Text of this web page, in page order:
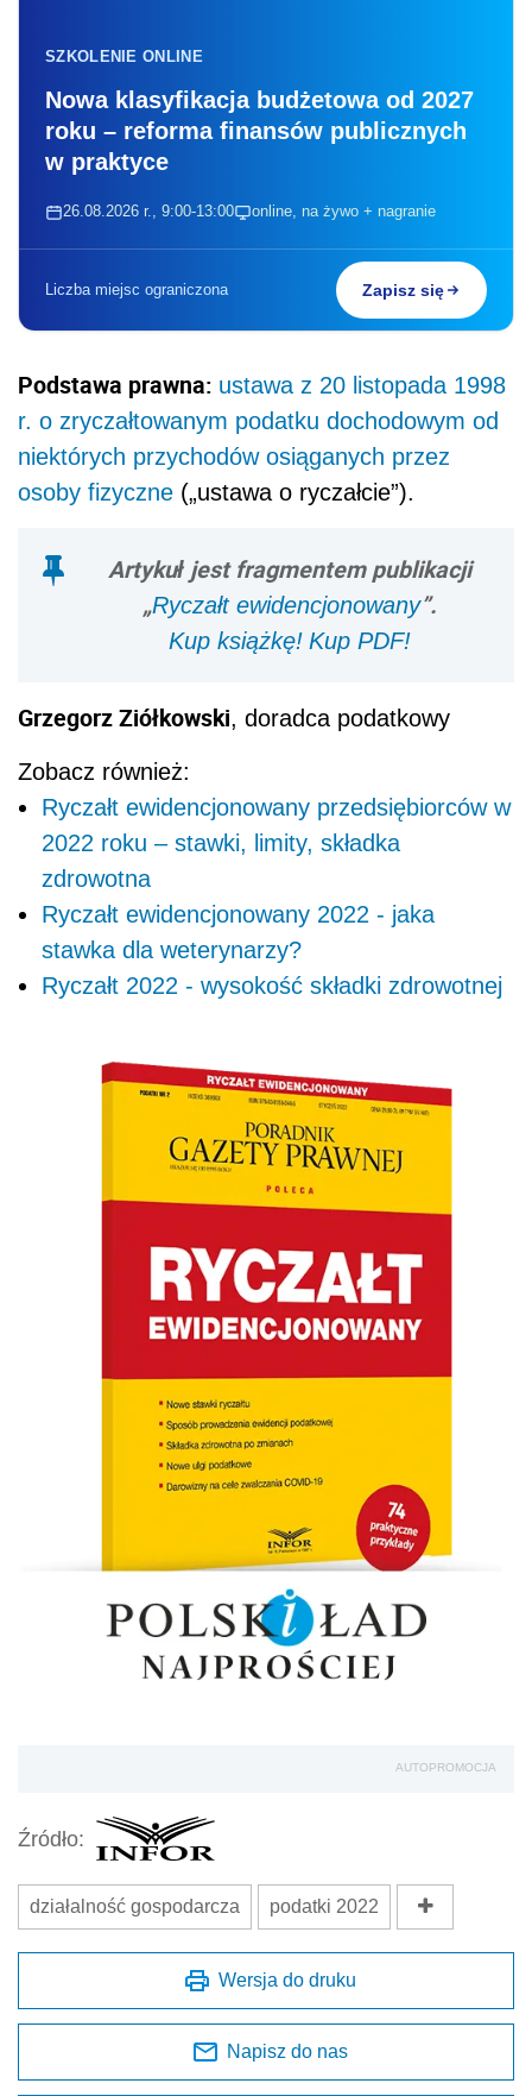
SZKOLENIE ONLINE
Nowa klasyfikacja budżetowa od 2027
roku – reforma finansów publicznych
w praktyce
26.08.2026 r., 9:00-13:00 online, na żywo + nagranie
Liczba miejsc ograniczona Zapisz się
Podstawa prawna: ustawa z 20 listopada 1998
r. o zryczałtowanym podatku dochodowym od
niektórych przychodów osiąganych przez
osoby fizyczne („ustawa o ryczałcie”).
Artykuł jest fragmentem publikacji
„Ryczałt ewidencjonowany”.
Kup książkę! Kup PDF!
Grzegorz Ziółkowski, doradca podatkowy
Zobacz również:
Ryczałt ewidencjonowany przedsiębiorców w
2022 roku – stawki, limity, składka
zdrowotna
Ryczałt ewidencjonowany 2022 - jaka
stawka dla weterynarzy?
Ryczałt 2022 - wysokość składki zdrowotnej
AUTOPROMOCJA
Źródło:
działalność gospodarcza podatki 2022
Wersja do druku
Napisz do nas